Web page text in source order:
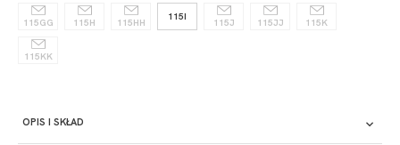
115GG 115H 115HH
115I
115J 115JJ 115K
115KK
OPIS I SKŁAD